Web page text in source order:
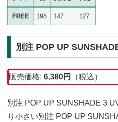
FREE 198 147 127
別注 POP UP
販売価格: 6,380円 （税込）
別注 POP UP SUNSHADE 3
り小さい別注 POP UP